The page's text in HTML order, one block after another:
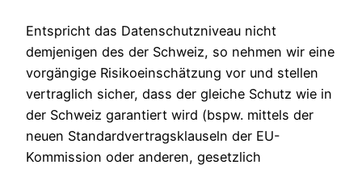
Entspricht das Datenschutzniveau nicht
demjenigen des der Schweiz, so nehmen wir eine
vorgängige Risikoeinschätzung vor und stellen
vertraglich sicher, dass der gleiche Schutz wie in
der Schweiz garantiert wird (bspw. mittels der
neuen Standardvertragsklauseln der EU-
Kommission oder anderen, gesetzlich